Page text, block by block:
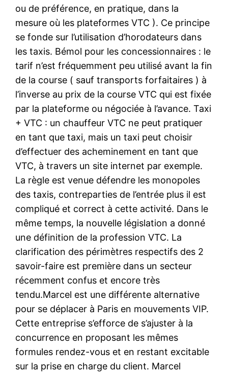
ou de préférence, en pratique, dans la
mesure où les plateformes VTC ). Ce principe
se fonde sur l’utilisation d’horodateurs dans
les taxis. Bémol pour les concessionnaires : le
tarif n’est fréquemment peu utilisé avant la fin
de la course ( sauf transports forfaitaires ) à
l’inverse au prix de la course VTC qui est fixée
par la plateforme ou négociée à l’avance. Taxi
+ VTC : un chauffeur VTC ne peut pratiquer
en tant que taxi, mais un taxi peut choisir
d’effectuer des acheminement en tant que
VTC, à travers un site internet par exemple.
La règle est venue défendre les monopoles
des taxis, contreparties de l’entrée plus il est
compliqué et correct à cette activité. Dans le
même temps, la nouvelle législation a donné
une définition de la profession VTC. La
clarification des périmètres respectifs des 2
savoir-faire est première dans un secteur
récemment confus et encore très
tendu.Marcel est une différente alternative
pour se déplacer à Paris en mouvements VIP.
Cette entreprise s’efforce de s’ajuster à la
concurrence en proposant les mêmes
formules rendez-vous et en restant excitable
sur la prise en charge du client. Marcel